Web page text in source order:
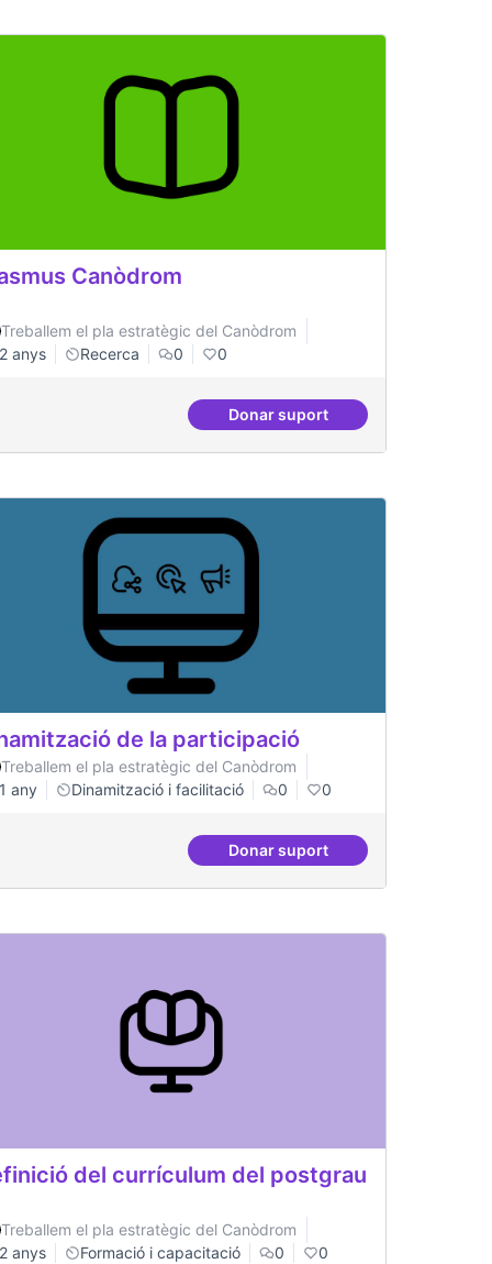
per a cada concurs
Canòdrom
Treballem el pla estratègic del Canòdrom
2 anys
Recerca 0 0
Donar suportErasmus Canòdrom
de la participació
Treballem el pla estratègic del Canòdrom
1 any
Dinamització i facilitació 0 0
Donar suportDinamització de la
del currículum del postgrau
Treballem el pla estratègic del Canòdrom
2 anys
Formació i capacitació 0 0